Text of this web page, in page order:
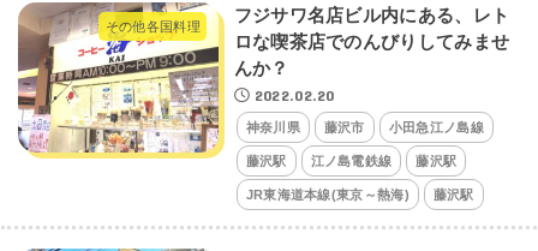
その他各国料理
フジサワ名店ビル内にある、レト
ロな喫茶店でのんびりしてみませ
んか？
2022.02.20
神奈川県 藤沢市 小田急江ノ島線
藤沢駅 江ノ島電鉄線 藤沢駅
JR東海道本線(東京～熱海) 藤沢駅